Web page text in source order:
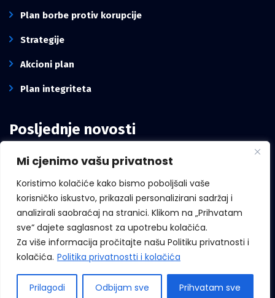
Mi cjenimo vašu privatnost
Koristimo kolačiće kako bismo poboljšali vaše
korisničko iskustvo, prikazali personalizirani sadržaj i
analizirali saobraćaj na stranici. Klikom na „Prihvatam
sve“ dajete saglasnost za upotrebu kolačića.
Za više informacija pročitajte našu Politiku privatnosti i
kolačića. Politika privatnostti i kolačića
Prilagodi Odbijam sve Prihvatam sve
Plan borbe protiv korupcije
Strategije
Akcioni plan
Plan integriteta
Posljednje novosti
Intervju pomoćnika direktora Kancelarije,
Mirze Mešanović: Borba protiv korupcije
zavisi i od građana, ne samo od institucija
Međunarodni dan zviždača